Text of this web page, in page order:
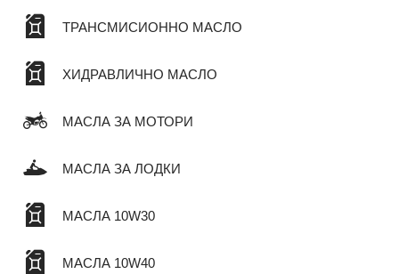
ТРАНСМИСИОННО МАСЛО
ХИДРАВЛИЧНО МАСЛО
МАСЛА ЗА МОТОРИ
МАСЛА ЗА ЛОДКИ
МАСЛА 10W30
МАСЛА 10W40